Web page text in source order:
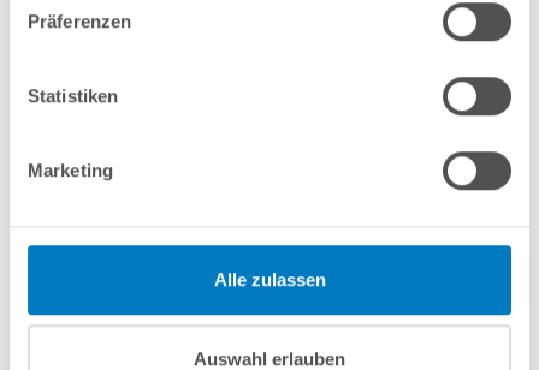
Präferenzen
Statistiken
Marketing
Alle zulassen
Auswahl erlauben
Anfrageformular
Produktbeschreibung